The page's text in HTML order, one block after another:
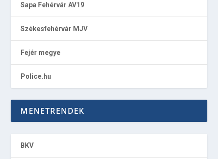
Sapa Fehérvár AV19
Székesfehérvár MJV
Fejér megye
Police.hu
MENETRENDEK
BKV